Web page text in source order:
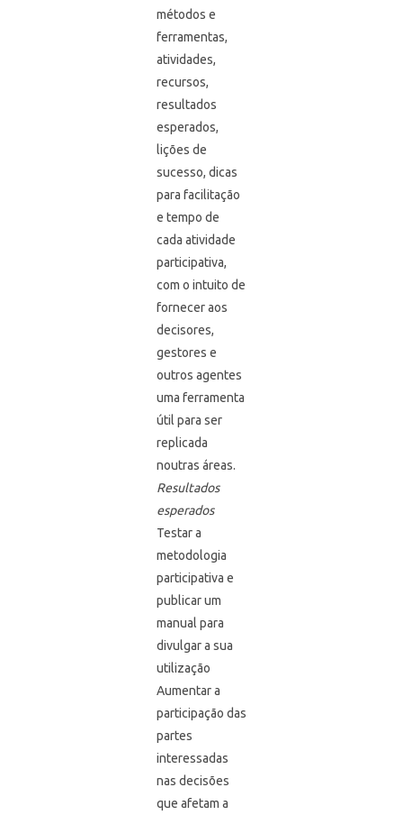
métodos e
ferramentas,
atividades,
recursos,
resultados
esperados,
lições de
sucesso, dicas
para facilitação
e tempo de
cada atividade
participativa,
com o intuito de
fornecer aos
decisores,
gestores e
outros agentes
uma ferramenta
útil para ser
replicada
noutras áreas.
Resultados
esperados
Testar a
metodologia
participativa e
publicar um
manual para
divulgar a sua
utilização
Aumentar a
participação das
partes
interessadas
nas decisões
que afetam a